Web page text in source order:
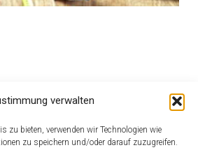
verwalten
zu bieten, verwenden wir Technologien wie
zu speichern und/oder darauf zuzugreifen.